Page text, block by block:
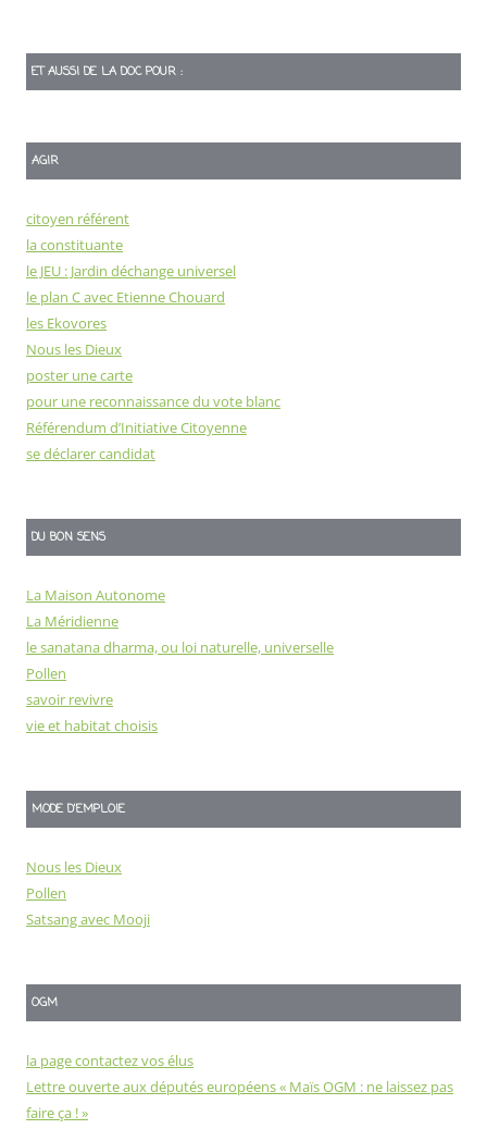
ET AUSSI DE LA DOC POUR :
AGIR
citoyen référent
la constituante
le JEU : Jardin déchange universel
le plan C avec Etienne Chouard
les Ekovores
Nous les Dieux
poster une carte
pour une reconnaissance du vote blanc
Référendum d’Initiative Citoyenne
se déclarer candidat
DU BON SENS
La Maison Autonome
La Méridienne
le sanatana dharma, ou loi naturelle, universelle
Pollen
savoir revivre
vie et habitat choisis
MODE D'EMPLOIE
Nous les Dieux
Pollen
Satsang avec Mooji
OGM
la page contactez vos élus
Lettre ouverte aux députés européens « Maïs OGM : ne laissez pas
faire ça ! »